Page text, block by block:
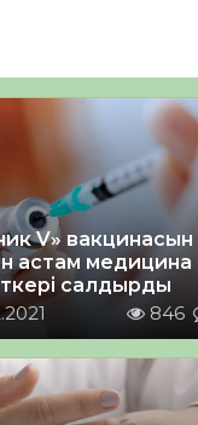
V» вакцинасын
астам медицина
салдырды
846